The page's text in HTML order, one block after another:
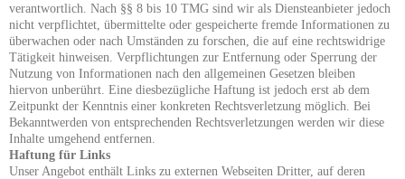
verantwortlich. Nach §§ 8 bis 10 TMG sind wir als Diensteanbieter jedoch
nicht verpflichtet, übermittelte oder gespeicherte fremde Informationen zu
überwachen oder nach Umständen zu forschen, die auf eine rechtswidrige
Tätigkeit hinweisen. Verpflichtungen zur Entfernung oder Sperrung der
Nutzung von Informationen nach den allgemeinen Gesetzen bleiben
hiervon unberührt. Eine diesbezügliche Haftung ist jedoch erst ab dem
Zeitpunkt der Kenntnis einer konkreten Rechtsverletzung möglich. Bei
Bekanntwerden von entsprechenden Rechtsverletzungen werden wir diese
Inhalte umgehend entfernen.
Haftung für Links
Unser Angebot enthält Links zu externen Webseiten Dritter, auf deren